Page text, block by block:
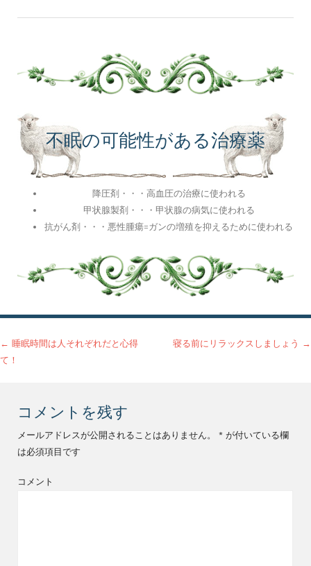
不眠の可能性がある治療薬
降圧剤・・・高血圧の治療に使われる
甲状腺製剤・・・甲状腺の病気に使われる
抗がん剤・・・悪性腫瘍=ガンの増殖を抑えるために使われる
投稿ナビゲーション
← 睡眠時間は人それぞれだと心得
て！
寝る前にリラックスしましょう →
コメントを残す
メールアドレスが公開されることはありません。 * が付いている欄
は必須項目です
コメント